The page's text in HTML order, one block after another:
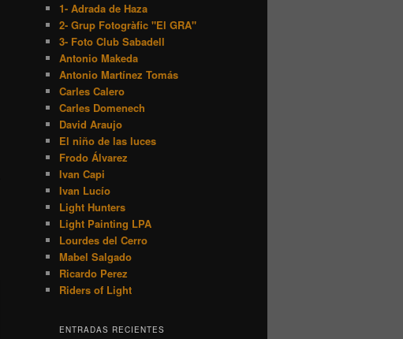
1- Adrada de Haza
2- Grup Fotogràfic "El GRA"
3- Foto Club Sabadell
Antonio Makeda
Antonio Martínez Tomás
Carles Calero
Carles Domenech
David Araujo
El niño de las luces
Frodo Álvarez
Ivan Capi
Ivan Lucío
Light Hunters
Light Painting LPA
Lourdes del Cerro
Mabel Salgado
Ricardo Perez
Riders of Light
ENTRADAS RECIENTES